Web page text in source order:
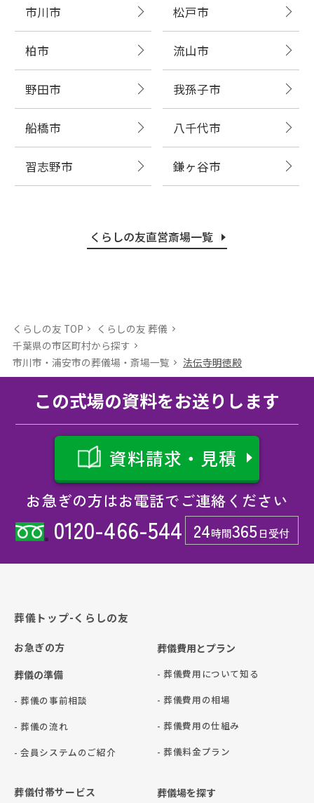
市川市 松戸市
柏市 流山市
野田市 我孫子市
船橋市 八千代市
習志野市 鎌ヶ谷市
くらしの友直営斎場一覧
くらしの友 TOP
くらしの友 葬儀
千葉県の市区町村から探す
市川市・浦安市の葬儀場・斎場⼀覧
法伝寺明徳殿
この式場の資料をお送りします
お急ぎの方はお電話でご連絡ください
24時間365日受付
0120-466-544
資料請求・見積
葬儀トップ-くらしの友
お急ぎの方
葬儀の準備
- 葬儀の事前相談
- 葬儀の流れ
- 会員システムのご紹介
葬儀費用とプラン
- 葬儀費用について知る
- 葬儀費用の相場
- 葬儀費用の仕組み
- 葬儀料金プラン
葬儀付帯サービス 葬儀場を探す